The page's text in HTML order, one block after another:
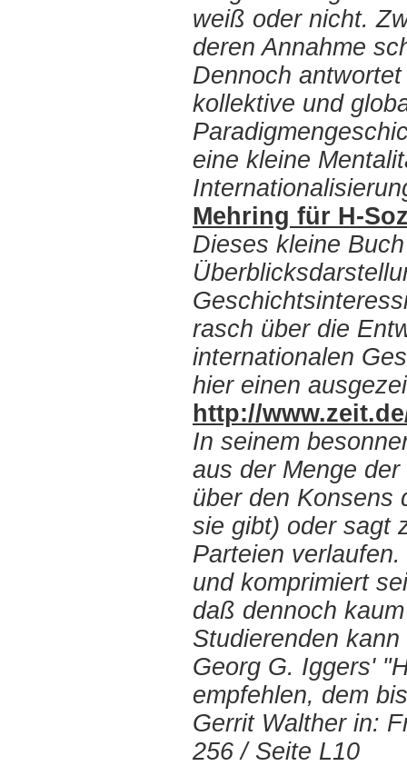
weiß oder nicht.
deren Annahme
Dennoch
kollektive und
eine kleine
Mehring für H-
Dieses kleine
rasch über die
internationalen
hier einen
http://
In seinem
aus der Menge
über den Konsens
sie gibt) oder sagt
Parteien
und komprimiert
daß dennoch
Studierenden
Georg G. Iggers'
empfehlen, dem
Gerrit Walther in:
256 / Seite L10